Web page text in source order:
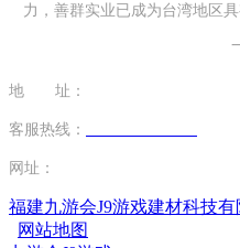
力，善群实业已成为台湾地区
地 址：
客服热线：
网址：
福建九游会J9游戏建材科技有
网站地图